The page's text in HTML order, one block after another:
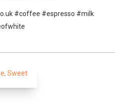
#coffee #espresso #milk